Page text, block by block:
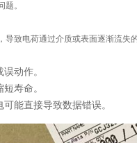
。
致电荷通过介质或表面逐渐流失
动作。
寿命。
能直接导致数据错误。